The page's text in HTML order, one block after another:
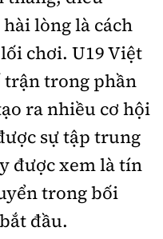
Nga
Tùng,
hành:
nếu không có sự
lòng là cách
chơi. U19 Việt
trận trong phần
ra nhiều cơ hội
sự tập trung
được xem là tín
trong bối
đầu.